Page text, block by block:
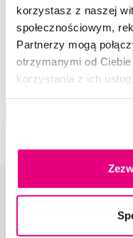
korzystasz z naszej
społecznościowym,
Partnerzy mogą
otrzymanymi od
korzystania z ich usług.
SWISSDENT EXTREME
79,90 Zł
5,0 /5 (820x)